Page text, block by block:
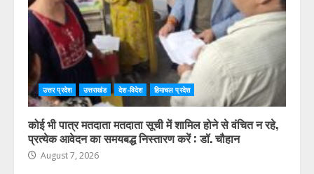
उत्तर प्रदेश उत्तराखंड देश-विदेश हिमाचल प्रदेश
कोई भी पात्र मतदाता मतदाता सूची में शामिल होने से वंचित न रहे,
प्रत्येक आवेदन का समयबद्ध निस्तारण करें : डॉ. चौहान
August 7, 2026